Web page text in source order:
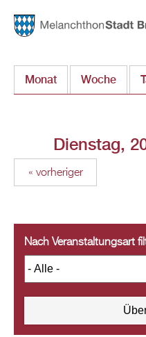
Monat Woche
Dienstag,
« vorheriger
Nach Veranstaltungsart